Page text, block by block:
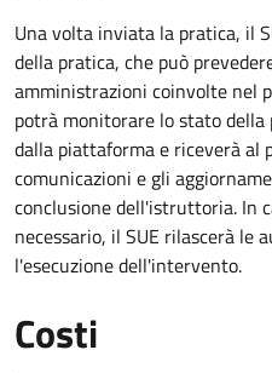
Una volta inviata la pratica, il
della pratica, che può
amministrazioni coinvolte nel
potrà monitorare lo stato
dalla piattaforma e riceverà al
comunicazioni e gli
conclusione dell'istruttoria. In
necessario, il SUE rilascerà le
l'esecuzione dell'intervento.
Costi